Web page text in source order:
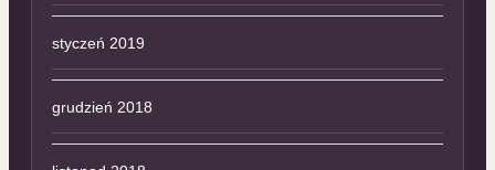
styczeń 2019
grudzień 2018